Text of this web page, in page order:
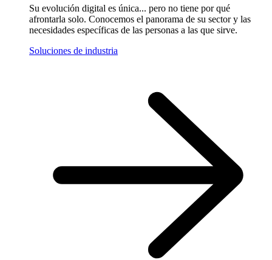
Su evolución digital es única... pero no tiene por qué
afrontarla solo. Conocemos el panorama de su sector y las
necesidades específicas de las personas a las que sirve.
Soluciones de industria